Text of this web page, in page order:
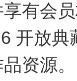
享有会
开放典
资源。